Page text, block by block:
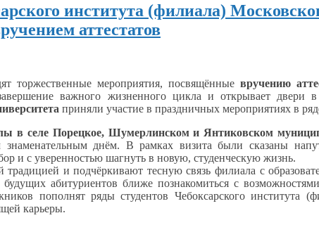
института (филиала)
аттестатов
торжественные мероприятия, посвящённые вручению
важного жизненного цикла и открываетдвери
приняли участие в праздничных мероприятиях в
в селе Порецкое, Шумерлинскоми Янтиковском
знаменательным днём. В рамках визита были сказаны
и с уверенностью шагнуть в новую, студенческую жизнь.
традицией и подчёркивают тесную связь филиала с
будущих абитуриентов ближе познакомиться с
пополнят ряды студентов Чебоксарского института
карьеры.